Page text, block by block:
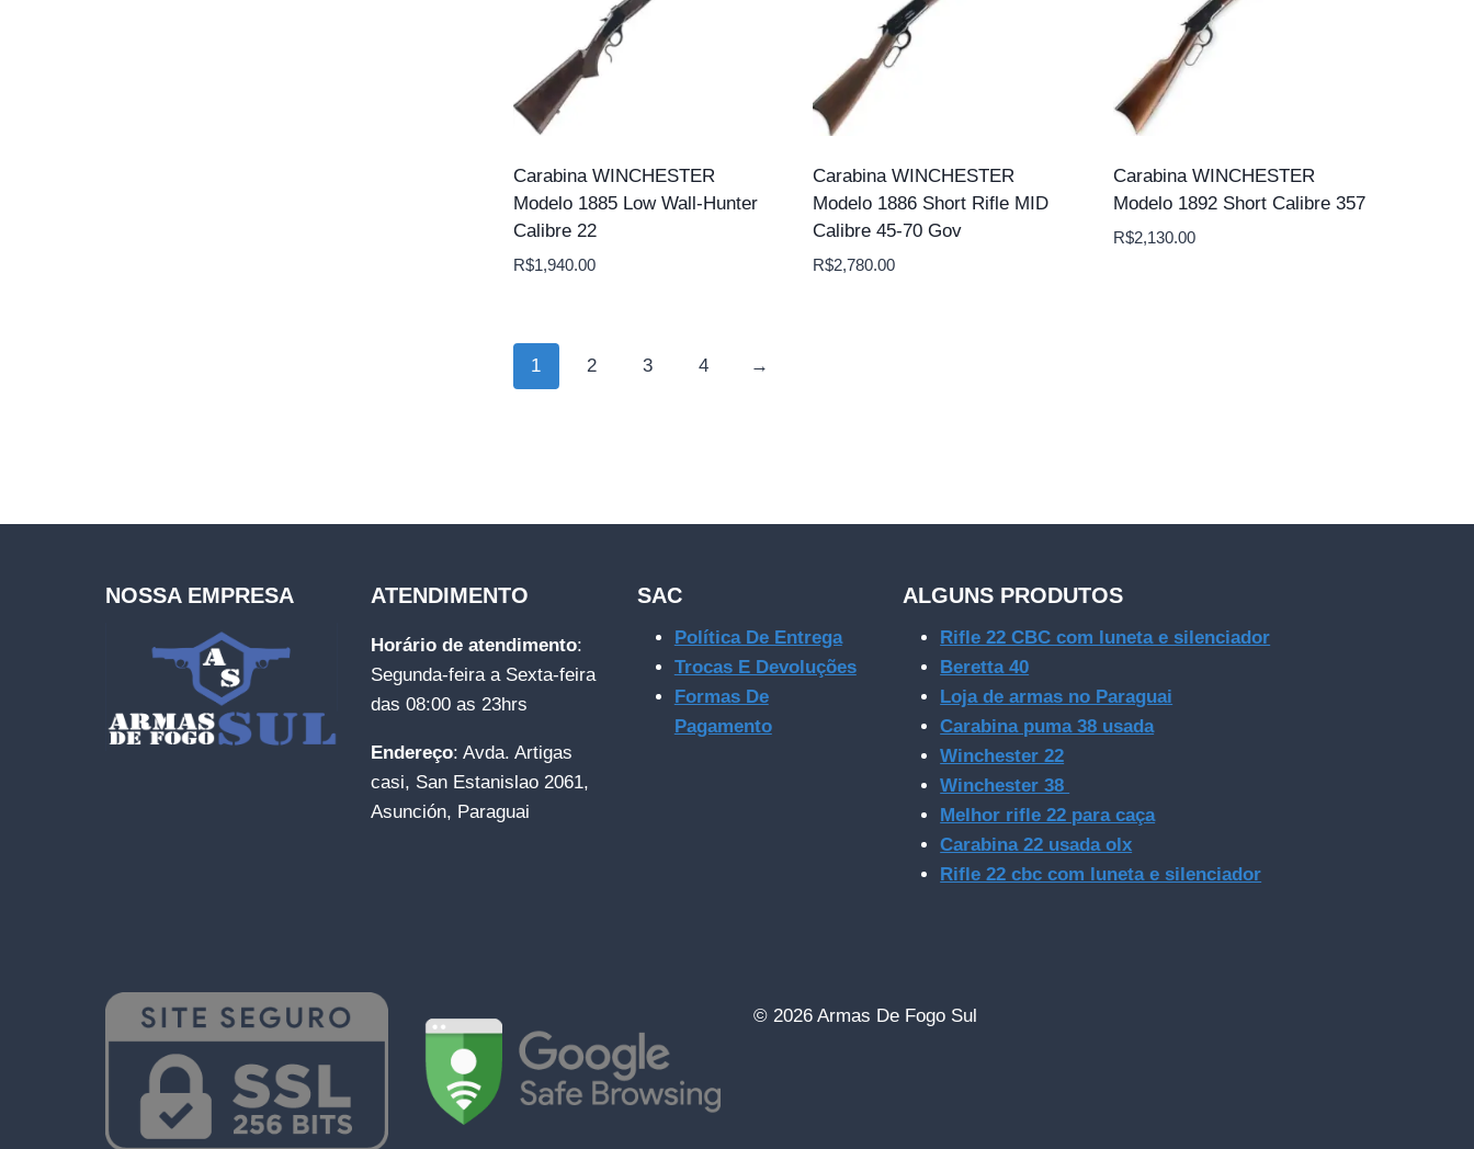
Carabina WINCHESTER
Modelo 1885 Low Wall-Hunter
Calibre 22
R$1,940.00
Carabina WINCHESTER
Modelo 1886 Short Rifle MID
Calibre 45-70 Gov
R$2,780.00
Carabina WINCHESTER
Modelo 1892 Short Calibre 357
R$2,130.00
1 2 3 4 →
NOSSA EMPRESA ATENDIMENTO
Horário de atendimento:
Segunda-feira a Sexta-feira
das 08:00 as 23hrs
Endereço: Avda. Artigas
casi, San Estanislao 2061,
Asunción, Paraguai
SAC
Política De Entrega
Trocas E Devoluções
Formas De
Pagamento
ALGUNS PRODUTOS
Rifle 22 CBC com luneta e silenciador
Beretta 40
Loja de armas no Paraguai
Carabina puma 38 usada
Winchester 22
Winchester 38
Melhor rifle 22 para caça
Carabina 22 usada olx
Rifle 22 cbc com luneta e silenciador
© 2026 Armas De Fogo Sul